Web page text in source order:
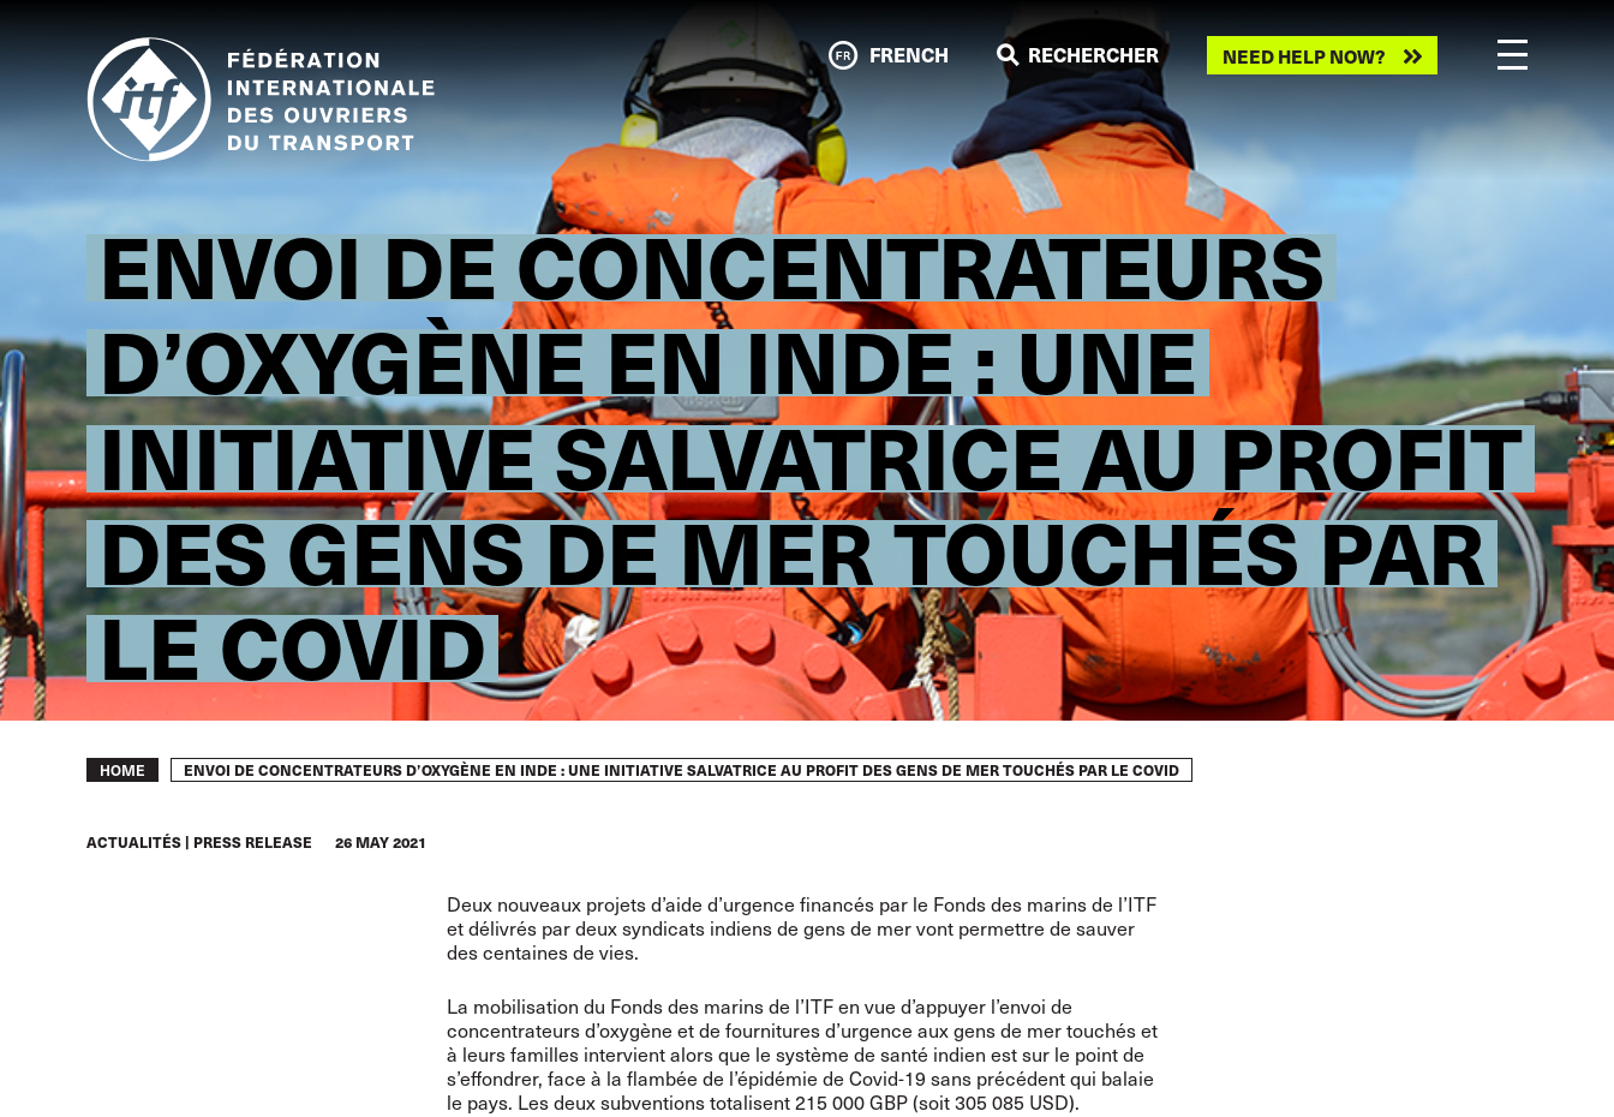
ENVOI DE CONCENTRATEURS
D’OXYGÈNE EN INDE : UNE
INITIATIVE SALVATRICE AU PROFIT
DES GENS DE MER TOUCHÉS PAR
LE COVID
FRENCH RECHERCHER NEED HELP NOW?
Breadcrumb
HOME ENVOI DE CONCENTRATEURS D’OXYGÈNE EN INDE : UNE INITIATIVE SALVATRICE AU PROFIT DES GENS DE MER TOUCHÉS PAR LE COVID
ACTUALITÉS PRESS RELEASE 26 MAY 2021
Deux nouveaux projets d’aide d’urgence financés par le Fonds des marins de l’ITF
et délivrés par deux syndicats indiens de gens de mer vont permettre de sauver
des centaines de vies.
La mobilisation du Fonds des marins de l’ITF en vue d’appuyer l’envoi de
concentrateurs d’oxygène et de fournitures d’urgence aux gens de mer touchés et
à leurs familles intervient alors que le système de santé indien est sur le point de
s’effondrer, face à la flambée de l’épidémie de Covid-19 sans précédent qui balaie
le pays. Les deux subventions totalisent 215 000 GBP (soit 305 085 USD).